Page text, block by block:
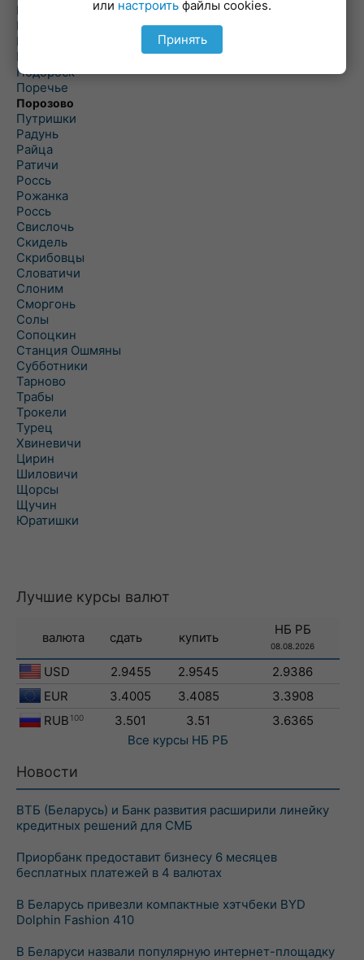
Погородно
Пограничный
Подлабенье
Подольцы
Подороск
Поречье
Порозово
Путришки
Радунь
Райца
Ратичи
Роcсь
Рожанка
Россь
Свислочь
Скидель
Скрибовцы
Словатичи
Слоним
Сморгонь
Солы
Сопоцкин
Станция Ошмяны
Субботники
Тарново
Трабы
Трокели
Турец
Хвиневичи
Цирин
Шиловичи
Щорсы
Щучин
Юратишки
Лучшие курсы валют
валюта сдать купить
НБ РБ
08.08.2026
USD 2.9455 2.9545
2.9386
EUR
3.4005 3.4085
3.3908
RUB 100 3.501 3.51
3.6365
Все курсы НБ РБ
Новости
ВТБ (Беларусь) и Банк развития расширили линейку
кредитных решений для СМБ
Приорбанк предоставит бизнесу 6 месяцев
бесплатных платежей в 4 валютах
В Беларусь привезли компактные хэтчбеки BYD
Dolphin Fashion 410
В Беларуси назвали популярную интернет-площадку
или настроить файлы cookies.
Принять